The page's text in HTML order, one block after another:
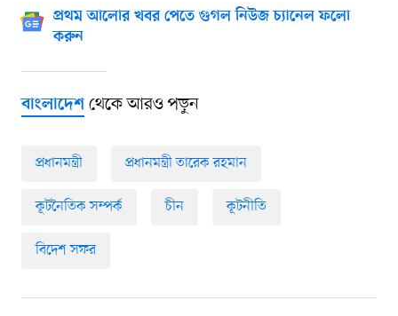
প্রথম আলোর খবর পেতে গুগল নিউজ চ্যানেল ফলো
করুন
বাংলাদেশথেকে আরও পড়ুন
প্রধানমন্ত্রী প্রধানমন্ত্রী তারেক রহমান
কূটনৈতিক সম্পর্ক চীন কূটনীতি
বিদেশ সফর